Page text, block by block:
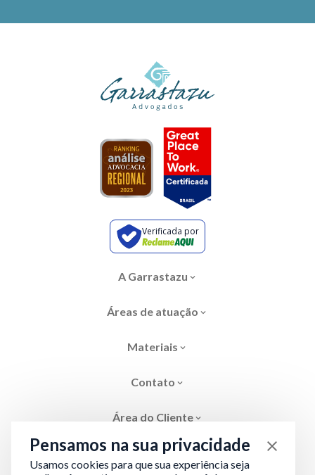
Verificada por
A Garrastazu
Áreas de atuação
Materiais
Contato
Área do Cliente
Pensamos na sua privacidade
Usamos cookies para que sua experiência seja